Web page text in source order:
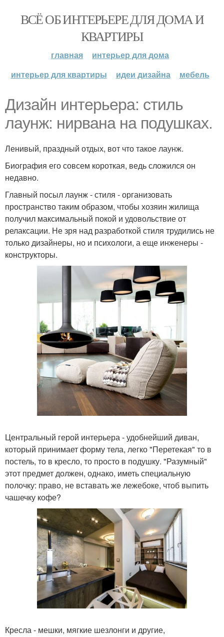
ВСЁ ОБ ИНТЕРЬЕРЕ ДЛЯ ДОМА И
КВАРТИРЫ
главная
интерьер для дома
интерьер для квартиры
идеи дизайна мебель
Дизайн интерьера: стиль
лаунж: нирвана на подушках.
Ленивый, праздный отдых, вот что такое лаунж.
Биография его совсем короткая, ведь сложился он
недавно.
Главный посыл лаунж - стиля - организовать
пространство таким образом, чтобы хозяин жилища
получил максимальный покой и удовольствие от
релаксации. Не зря над разработкой стиля трудились не
только дизайнеры, но и психологи, а еще инженеры -
конструкторы.
Центральный герой интерьера - удобнейший диван,
который принимает форму тела, легко "Перетекая" то в
постель, то в кресло, то просто в подушку. "Разумный"
этот предмет должен, однако, иметь специальную
полочку: право, не вставать же лежебоке, чтоб выпить
чашечку кофе?
Кресла - мешки, мягкие шезлонги и другие,